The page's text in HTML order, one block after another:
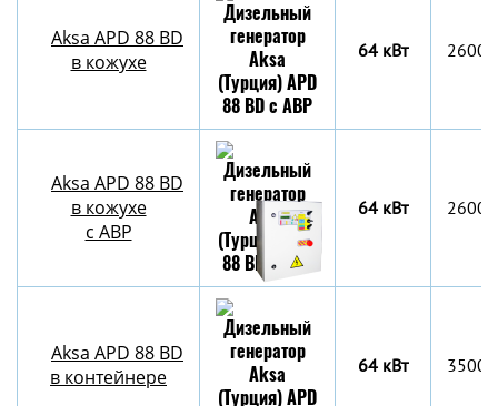
Aksa APD 88 BD
в кожухе
64 кВт
Aksa APD 88 BD
в кожухе
с АВР
64 кВт
Aksa APD 88 BD
в контейнере
64 кВт